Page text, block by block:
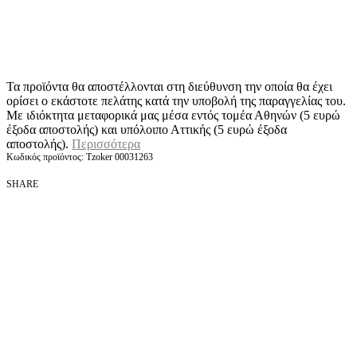
Τα προϊόντα θα αποστέλλονται στη διεύθυνση την οποία θα έχει
ορίσει ο εκάστοτε πελάτης κατά την υποβολή της παραγγελίας του.
Με ιδιόκτητα μεταφορικά μας μέσα εντός τομέα Αθηνών (5 ευρώ
έξοδα αποστολής) και υπόλοιπο Αττικής (5 ευρώ έξοδα
αποστολής). Περισσότερα
Tzoker 00031263
SHARE